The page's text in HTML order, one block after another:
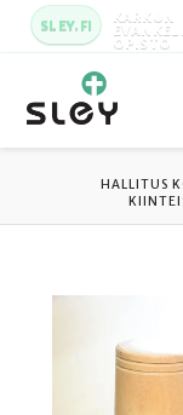
SLEY.FI KARKUN
OPISTO
HALLITUS